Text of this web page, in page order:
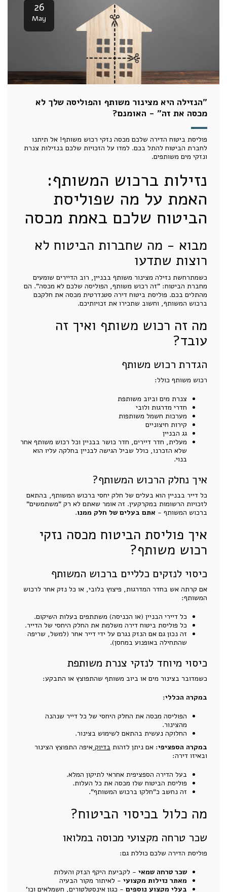
26
May
"הנזילה היא מצינור משותף והפוליסה שלך לא
מכסה את זה" - האומנם?
פוליסת ביטוח הדירה שלכם מכסה נזקי רכוש משותף! אל תיתנו
לחברת הביטוח להתל בכם. למדו על הזכויות שלכם בנזילות צנרת
ונזקי מים משותפים.
נזילות ברכוש המשותף:
האמת על מה שפוליסת
הביטוח שלכם באמת מכסה
מבוא - מה שחברות הביטוח לא
רוצות שתדעו
כשמתרחשת נזילה מצינור משותף בבניין, רוב הדיירים שומעים
מחברת הביטוח: "זה רכוש משותף, הפוליסה שלכם לא מכסה". הם
מהתלים בכם. פוליסת ביטוח דירה סטנדרטית מכסה את חלקכם
ברכוש המשותף, וחשוב שתכירו את זכויותיכם.
מה זה רכוש משותף ואיך זה
עובד?
הגדרת רכוש משותף
רכוש משותף כולל:
צנרת מים וביוב משותפת
חדרי מדרגות ולובי
מערכות חשמל משותפות
קירות חיצוניים
גג הבניין
מעלית, חדר דיירים, חדר כושר בבניין וכל רכוש משותף אחר
שלא הזכרנו, כולל שביל הגישה לבניין בחלקה עליו הוא
בנוי.
איך נחלק הרכוש המשותף?
כל דייר בבניין הוא בעלים של חלק יחסי ברכוש המשותף, בהתאם
לזכויות הרשומות במקרקעין. זה אומר שאתם לא רק "משתמשים"
ברכוש המשותף - אתם בעלים של חלק ממנו.
איך פוליסת הביטוח מכסה נזקי
רכוש משותף?
כיסוי לנזקים כלליים ברכוש המשותף
אם קרתה אש בחדר המדרגות, פיצוץ בלובי, או כל נזק אחר לרכוש
המשותף:
כל דיירי הבניין (או הכניסה) משתתפים בעלות השיקום.
כל פוליסת ביטוח דירה משלמת את החלק היחסי של הדייר.
זה נכון גם אם הנזק נגרם על ידי דייר אחר (למשל, שריפה
שהתחילה באופנוע במחסן).
כיסוי מיוחד לנזקי צנרת משותפת
כשמדובר בצינור מים או ביוב משותף שהתפוצץ או התבקע:
במקרה הכללי:
הפוליסה מכסה את החלק היחסי של כל דייר שנהנה
מהצינור.
החלוקה נעשית בהתאם לשימוש בצינור.
במקרה הספציפי: אם ניתן לזהות בדיוק איפה התפוצץ הצינור
ובאיזו דירה:
בעל הדירה הספציפית אחראי לתיקון המלא.
פוליסת הביטוח שלו מכסה את כל העלות.
זה נחשב כ"חלקו ברכוש המשותף".
מה כלול בכיסוי הביטוח?
שכר טרחה מקצועי מכוסה במלואו
פוליסת הדירה שלכם כוללת גם:
שכר טרחה שמאי - לקביעת היקף הנזק והעלות
מאתר נזילות מקצועי - לאיתור מקור הבעיה
בעלי מקצוע נוספים - כגון אינסטלטורים, חשמלאים וכו'